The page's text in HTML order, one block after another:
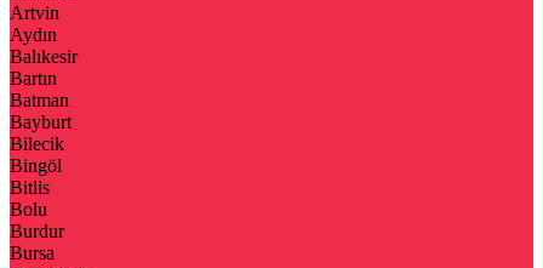
Artvin
Aydın
Balıkesir
Bartın
Batman
Bayburt
Bilecik
Bingöl
Bitlis
Bolu
Burdur
Bursa